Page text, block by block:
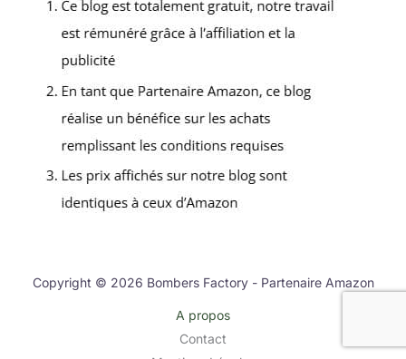
Copyright © 2026 Bombers Factory - Partenaire Amazon
A propos
Contact